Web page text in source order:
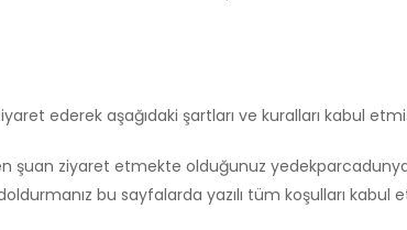
ederek aşağıdaki şartları ve kuralları kabul
ziyaret etmekte olduğunuz
bu sayfalarda yazılı tüm koşulları kabul